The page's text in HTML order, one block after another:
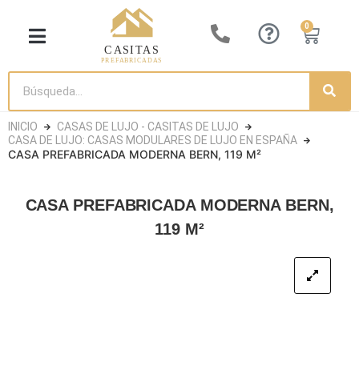
0
INICIO
CASAS DE LUJO - CASITAS DE LUJO
CASA DE LUJO: CASAS MODULARES DE LUJO EN ESPAÑA
CASA PREFABRICADA MODERNA BERN, 119 M²
CASA PREFABRICADA MODERNA BERN,
119 M²